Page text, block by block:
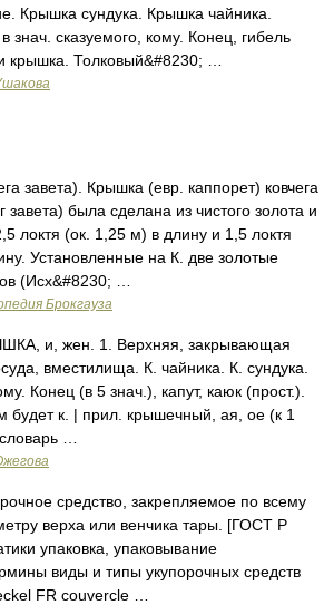
Крышка сундука. Крышка чайника.
знач. сказуемого, кому. Конец, гибель
крышка. Толковый&#8230; …
завета). Крышка (евр. каппорет) ковчега
завета) была сделана из чистого золота и
локтя (ок. 1,25 м) в длину и 1,5 локтя
Установленные на К. две золотые
(Исх&#8230; …
Брокгауза
и, жен. 1. Верхняя, закрывающая
вместилища. К. чайника. К. сундука.
Конец (в 5 знач.), капут, каюк (прост.).
будет к. | прил. крышечный, ая, ое (к 1
…
средство, закрепляемое по всему
верха или венчика тары. [ГОСТ Р
упаковка, упаковывание
виды и типы укупорочных средств
FR couvercle …